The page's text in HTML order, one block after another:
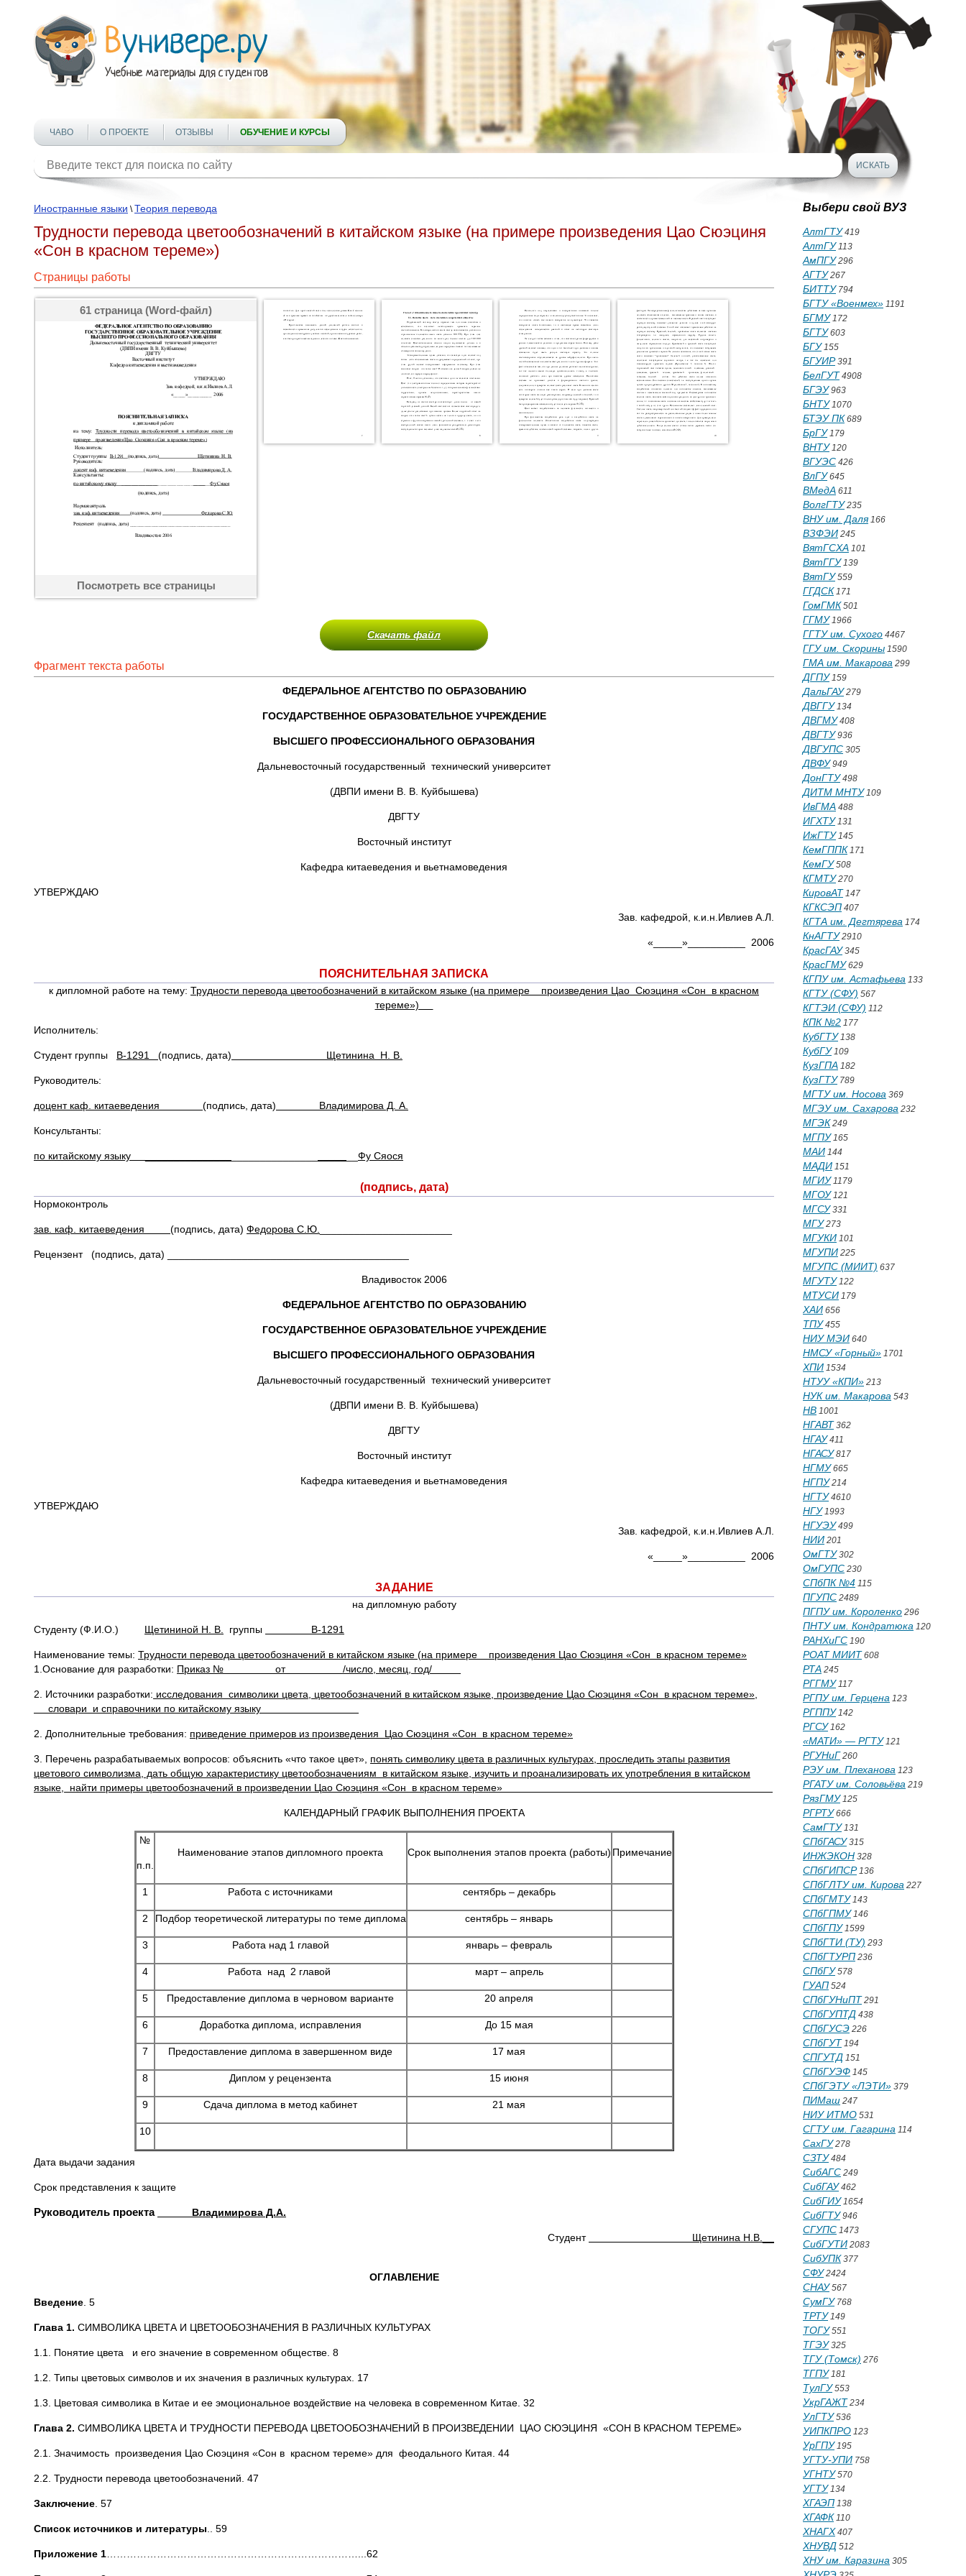
ЧАВО О ПРОЕКТЕ ОТЗЫВЫ ОБУЧЕНИЕ И КУРСЫ
Иностранные языки \Теория перевода
Трудности перевода цветообозначений в китайском языке (на примере произведения Цао Сюэциня
«Сон в красном тереме»)
Страницы работы
61 страница (Word-файл)
Посмотреть все страницы
Скачать файл
Фрагмент текста работы
ФЕДЕРАЛЬНОЕ АГЕНТСТВО ПО ОБРАЗОВАНИЮ
ГОСУДАРСТВЕННОЕ ОБРАЗОВАТЕЛЬНОЕ УЧРЕЖДЕНИЕ
ВЫСШЕГО ПРОФЕССИОНАЛЬНОГО ОБРАЗОВАНИЯ
Дальневосточный государственный технический университет
(ДВПИ имени В. В. Куйбышева)
ДВГТУ
Восточный институт
Кафедра китаеведения и вьетнамоведения
УТВЕРЖДАЮ
Зав. кафедрой, к.и.н.Ивлиев А.Л.
«_____»__________ 2006
ПОЯСНИТЕЛЬНАЯ ЗАПИСКА
к дипломной работе на тему: Трудности перевода цветообозначений в китайском языке (на примере произведения Цао Сюэциня «Сон в красном
тереме»)
Исполнитель:
Студент группы В-1291 (подпись, дата) Щетинина Н. В.
Руководитель:
доцент каф. китаеведения (подпись, дата) Владимирова Д. А.
Консультанты:
по китайскому языку _______________ Фу Сяося
(подпись, дата)
Нормоконтроль
зав. каф. китаеведения (подпись, дата) Федорова С.Ю.
Рецензент (подпись, дата) __________________________________________
Владивосток 2006
ФЕДЕРАЛЬНОЕ АГЕНТСТВО ПО ОБРАЗОВАНИЮ
ГОСУДАРСТВЕННОЕ ОБРАЗОВАТЕЛЬНОЕ УЧРЕЖДЕНИЕ
ВЫСШЕГО ПРОФЕССИОНАЛЬНОГО ОБРАЗОВАНИЯ
Дальневосточный государственный технический университет
(ДВПИ имени В. В. Куйбышева)
ДВГТУ
Восточный институт
Кафедра китаеведения и вьетнамоведения
УТВЕРЖДАЮ
Зав. кафедрой, к.и.н.Ивлиев А.Л.
«_____»__________ 2006
ЗАДАНИЕ
на дипломную работу
Студенту (Ф.И.О.) Щетининой Н. В. группы В-1291
Наименование темы: Трудности перевода цветообозначений в китайском языке (на примере произведения Цао Сюэциня «Сон в красном тереме»
1.Основание для разработки: Приказ № от /число, месяц, год/
2. Источники разработки: исследования символики цвета, цветообозначений в китайском языке, произведение Цао Сюэциня «Сон в красном тереме»,
словари и справочники по китайскому языку
2. Дополнительные требования: приведение примеров из произведения Цао Сюэциня «Сон в красном тереме»
3. Перечень разрабатываемых вопросов: объяснить «что такое цвет», понять символику цвета в различных культурах, проследить этапы развития
цветового символизма, дать общую характеристику цветообозначениям в китайском языке, изучить и проанализировать их употребления в китайском
языке, найти примеры цветообозначений в произведении Цао Сюэциня «Сон в красном тереме»
КАЛЕНДАРНЫЙ ГРАФИК ВЫПОЛНЕНИЯ ПРОЕКТА
№
п.п.
Наименование этапов дипломного проекта Срок выполнения этапов проекта (работы) Примечание
1 Работа с источниками сентябрь – декабрь
2 Подбор теоретической литературы по теме диплома сентябрь – январь
3 Работа над 1 главой январь – февраль
4 Работа над 2 главой март – апрель
5 Предоставление диплома в черновом варианте 20 апреля
6 Доработка диплома, исправления До 15 мая
7 Предоставление диплома в завершенном виде 17 мая
8 Диплом у рецензента 15 июня
9 Сдача диплома в метод кабинет 21 мая
10
Дата выдачи задания
Срок представления к защите
Руководитель проекта Владимирова Д.А.
Студент Щетинина Н.В.__
ОГЛАВЛЕНИЕ
Введение . 5
Глава 1. СИМВОЛИКА ЦВЕТА И ЦВЕТООБОЗНАЧЕНИЯ В РАЗЛИЧНЫХ КУЛЬТУРАХ
1.1. Понятие цвета и его значение в современном обществе. 8
1.2. Типы цветовых символов и их значения в различных культурах. 17
1.3. Цветовая символика в Китае и ее эмоциональное воздействие на человека в современном Китае. 32
Глава 2. СИМВОЛИКА ЦВЕТА И ТРУДНОСТИ ПЕРЕВОДА ЦВЕТООБОЗНАЧЕНИЙ В ПРОИЗВЕДЕНИИ ЦАО СЮЭЦИНЯ «СОН В КРАСНОМ ТЕРЕМЕ»
2.1. Значимость произведения Цао Сюэциня «Сон в красном тереме» для феодального Китая. 44
2.2. Трудности перевода цветообозначений. 47
Заключение . 57
Список источников и литературы .. 59
Приложение 1 …………………………………………………………………...62
Выбери свой ВУЗ
АлтГТУ419
АлтГУ113
АмПГУ296
АГТУ267
БИТТУ794
БГТУ «Военмех» 1191
БГМУ172
БГТУ603
БГУ155
БГУИР391
БелГУТ 4908
БГЭУ963
БНТУ1070
БТЭУ ПК 689
БрГУ179
ВНТУ120
ВГУЭС 426
ВлГУ645
ВМедА 611
ВолгГТУ235
ВНУ им. Даля166
ВЗФЭИ 245
ВятГСХА 101
ВятГГУ139
ВятГУ559
ГГДСК 171
ГомГМК 501
ГГМУ1966
ГГТУ им. Сухого 4467
ГГУ им. Скорины 1590
ГМА им. Макарова 299
ДГПУ159
ДальГАУ279
ДВГГУ134
ДВГМУ408
ДВГТУ936
ДВГУПС 305
ДВФУ949
ДонГТУ498
ДИТМ МНТУ109
ИвГМА 488
ИГХТУ131
ИжГТУ145
КемГППК 171
КемГУ508
КГМТУ270
КировАТ 147
КГКСЭП 407
КГТА им. Дегтярева 174
КнАГТУ2910
КрасГАУ345
КрасГМУ629
КГПУ им. Астафьева 133
КГТУ (СФУ) 567
КГТЭИ (СФУ) 112
КПК №2 177
КубГТУ138
КубГУ109
КузГПА 182
КузГТУ789
МГТУ им. Носова 369
МГЭУ им. Сахарова 232
МГЭК 249
МГПУ165
МАИ 144
МАДИ 151
МГИУ1179
МГОУ121
МГСУ331
МГУ273
МГУКИ 101
МГУПИ 225
МГУПС (МИИТ) 637
МГУТУ122
МТУСИ 179
ХАИ 656
ТПУ455
НИУ МЭИ 640
НМСУ «Горный» 1701
ХПИ 1534
НТУУ «КПИ» 213
НУК им. Макарова 543
НВ 1001
НГАВТ 362
НГАУ411
НГАСУ817
НГМУ665
НГПУ214
НГТУ4610
НГУ1993
НГУЭУ499
НИИ 201
ОмГТУ302
ОмГУПС 230
СПбПК №4 115
ПГУПС 2489
ПГПУ им. Короленко 296
ПНТУ им. Кондратюка 120
РАНХиГС 190
РОАТ МИИТ 608
РТА 245
РГГМУ117
РГПУ им. Герцена 123
РГППУ142
РГСУ162
«МАТИ» — РГТУ121
РГУНиГ 260
РЭУ им. Плеханова 123
РГАТУ им. Соловьёва 219
РязГМУ125
РГРТУ666
СамГТУ131
СПбГАСУ315
ИНЖЭКОН 328
СПбГИПСР136
СПбГЛТУ им. Кирова 227
СПбГМТУ143
СПбГПМУ146
СПбГПУ1599
СПбГТИ (ТУ) 293
СПбГТУРП 236
СПбГУ578
ГУАП 524
СПбГУНиПТ 291
СПбГУПТД 438
СПбГУСЭ 226
СПбГУТ 194
СПГУТД 151
СПбГУЭФ 145
СПбГЭТУ «ЛЭТИ» 379
ПИМаш 247
НИУ ИТМО 531
СГТУ им. Гагарина 114
СахГУ278
СЗТУ484
СибАГС 249
СибГАУ462
СибГИУ1654
СибГТУ946
СГУПС 1473
СибГУТИ 2083
СибУПК 377
СФУ2424
СНАУ567
СумГУ768
ТРТУ149
ТОГУ551
ТГЭУ325
ТГУ (Томск) 276
ТГПУ181
ТулГУ553
УкрГАЖТ 234
УлГТУ536
УИПКПРО 123
УрГПУ195
УГТУ-УПИ 758
УГНТУ570
УГТУ134
ХГАЭП 138
ХГАФК 110
ХНАГХ 407
ХНУВД 512
ХНУ им. Каразина 305